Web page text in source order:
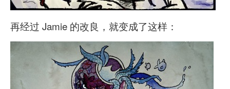
再经过 Jamie 的改良，就变成了这样：